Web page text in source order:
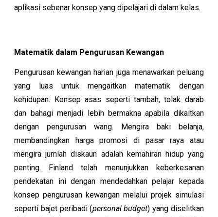
aplikasi sebenar konsep yang dipelajari di dalam kelas.
Matematik dalam Pengurusan Kewangan
Pengurusan kewangan harian juga menawarkan peluang
yang luas untuk mengaitkan matematik dengan
kehidupan. Konsep asas seperti tambah, tolak darab
dan bahagi menjadi lebih bermakna apabila dikaitkan
dengan pengurusan wang. Mengira baki belanja,
membandingkan harga promosi di pasar raya atau
mengira jumlah diskaun adalah kemahiran hidup yang
penting. Finland telah menunjukkan keberkesanan
pendekatan ini dengan mendedahkan pelajar kepada
konsep pengurusan kewangan melalui projek simulasi
seperti bajet peribadi (personal budget) yang diselitkan